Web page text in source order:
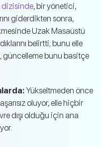
, bir yönetici,
giderdikten sonra,
Uzak Masaüstü
belirtti; bunu elle
güncelleme bunu basitçe
Yükseltmeden önce
oluyor, elle hiçbir
dışı olduğu için ana